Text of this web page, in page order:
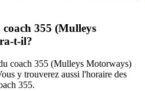
355 (Mulleys
t-il?
coach 355 (Mulleys Motorways)
y trouverez aussi l'horaire des
355.